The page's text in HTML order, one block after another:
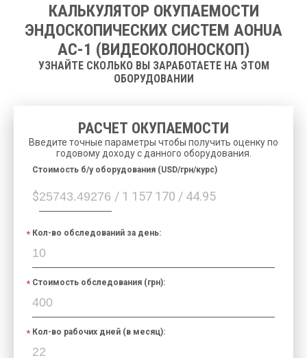
КАЛЬКУЛЯТОР ОКУПАЕМОСТИ
ЭНДОСКОПИЧЕСКИХ СИСТЕМ AOHUA
AC-1 (ВИДЕОКОЛОНОСКОП)
УЗНАЙТЕ СКОЛЬКО ВЫ ЗАРАБОТАЕТЕ НА ЭТОМ
ОБОРУДОВАНИИ
РАСЧЕТ ОКУПАЕМОСТИ
Введите точные параметры чтобы получить оценку по
годовому доходу с данного оборудования.
$ / 1 157 170 / 44.95
Cтоимость б/у оборудования (USD/грн/курс)
Кол-во обследований за день:
Стоимость обследования (грн):
Кол-во рабочих дней (в месяц):